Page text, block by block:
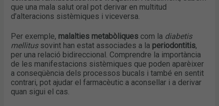
que una mala salut oral pot derivar en multitud
d’alteracions sistèmiques i viceversa.
Per exemple, malalties metabòliques com la diabetis
mellitussovint han estat associades a la periodontitis,
per una relació bidireccional. Comprendre la importància
de les manifestacions sistèmiques que poden aparèixer
a conseqüència dels processos bucals i també en sentit
contrari, pot ajudar el farmacèutic a aconsellar i a derivar
quan sigui el cas.